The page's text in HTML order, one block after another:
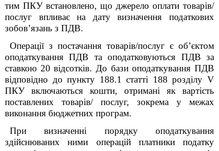
тим ПКУ встановлено, що джерело оплати товарів/
послуг впливає на дату визначення податкових
зобов’язань з ПДВ.
Операції з постачання товарів/послуг є об’єктом
оподаткування ПДВ та оподатковуються ПДВ за
ставкою 20 відсотків. До бази оподаткування ПДВ
відповідно до пункту 188.1 статті 188 розділу V
ПКУ включаються кошти, отримані як вартість
поставлених товарів/ послуг, зокрема у межах
виконання бюджетних програм.
При визначенні порядку оподаткування
здійснюваних ними операцій платники податку